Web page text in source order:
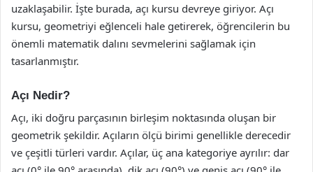
uzaklaşabilir. İşte burada, açı kursu devreye giriyor. Açı
kursu, geometriyi eğlenceli hale getirerek, öğrencilerin bu
önemli matematik dalını sevmelerini sağlamak için
tasarlanmıştır.
Açı Nedir?
Açı, iki doğru parçasının birleşim noktasında oluşan bir
geometrik şekildir. Açıların ölçü birimi genellikle derecedir
ve çeşitli türleri vardır. Açılar, üç ana kategoriye ayrılır: dar